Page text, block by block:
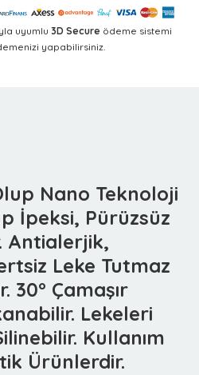
uyumlu 3D Secure ödeme sistemi
yapabilirsiniz.
Nano Teknoloji
İpeksi, Pürüzsüz
Antialerjik,
Leke Tutmaz
30° Çamaşır
Lekeleri
Kullanım
Ürünlerdir.